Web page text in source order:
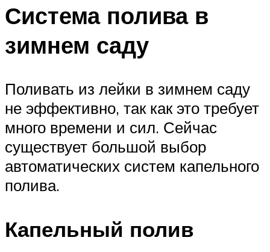
Система полива в
зимнем саду
Поливать из лейки в зимнем саду
не эффективно, так как это требует
много времени и сил. Сейчас
существует большой выбор
автоматических систем капельного
полива.
Капельный полив